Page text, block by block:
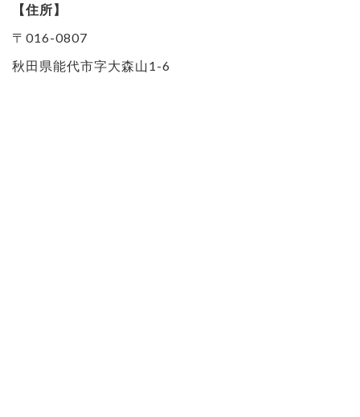
【住所】
〒016-0807
秋田県能代市字大森山1-6